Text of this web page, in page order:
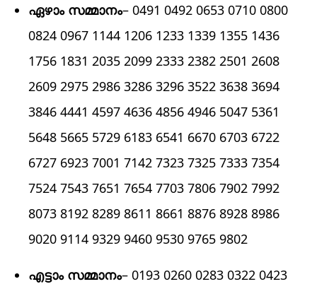
ഏഴാം സമ്മാനം– 0491 0492 0653 0710 0800
0824 0967 1144 1206 1233 1339 1355 1436
1756 1831 2035 2099 2333 2382 2501 2608
2609 2975 2986 3286 3296 3522 3638 3694
3846 4441 4597 4636 4856 4946 5047 5361
5648 5665 5729 6183 6541 6670 6703 6722
6727 6923 7001 7142 7323 7325 7333 7354
7524 7543 7651 7654 7703 7806 7902 7992
8073 8192 8289 8611 8661 8876 8928 8986
9020 9114 9329 9460 9530 9765 9802
എട്ടാം സമ്മാനം– 0193 0260 0283 0322 0423